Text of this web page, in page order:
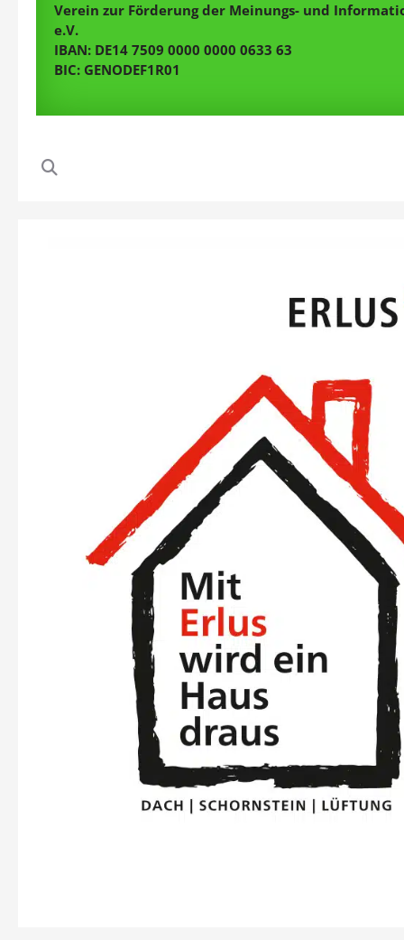
Verein zur Förderung der Meinungs- und
e.V.
IBAN: DE14 7509 0000 0000 0633 63
BIC: GENODEF1R01